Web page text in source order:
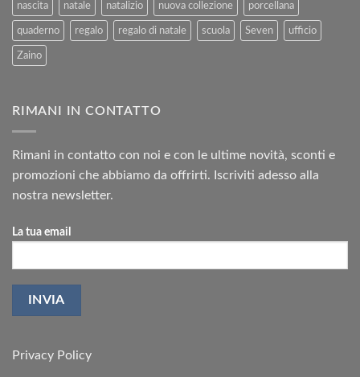
nascita natale natalizio nuova collezione porcellana
quaderno regalo regalo di natale scuola Seven ufficio
Zaino
RIMANI IN CONTATTO
Rimani in contatto con noi e con le ultime novità, sconti e
promozioni che abbiamo da offrirti. Iscriviti adesso alla
nostra newsletter.
La tua email
Privacy Policy